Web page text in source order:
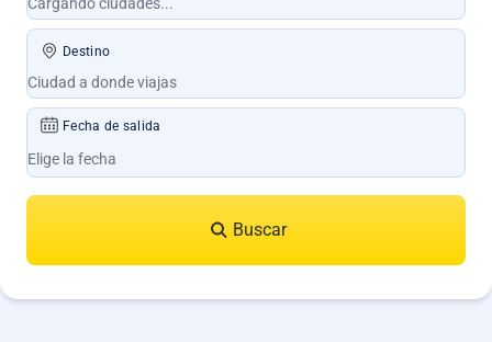
Destino
Fecha de salida
Buscar